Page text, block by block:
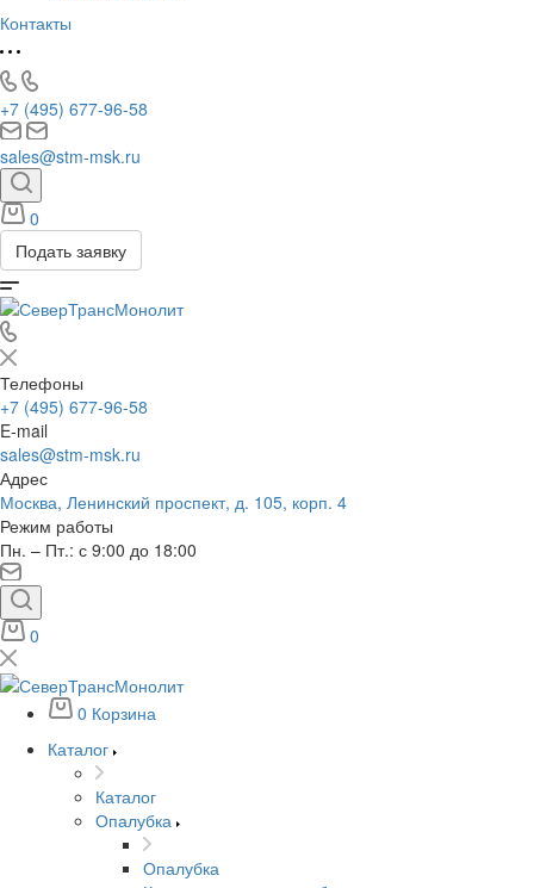
Контакты
+7 (495) 677-96-58
sales@stm-msk.ru
0
Подать заявку
Телефоны
+7 (495) 677-96-58
E-mail
sales@stm-msk.ru
Адрес
Москва, Ленинский проспект, д. 105, корп. 4
Режим работы
Пн. – Пт.: с 9:00 до 18:00
0
0 Корзина
Каталог
Каталог
Опалубка
Опалубка